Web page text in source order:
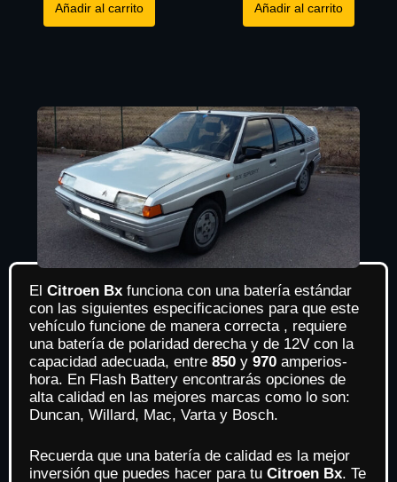
Añadir al carrito Añadir al carrito
El Citroen Bx funciona con una batería estándar
con las siguientes especificaciones para que este
vehículo funcione de manera correcta , requiere
una batería de polaridad derecha y de 12V con la
capacidad adecuada, entre 850 y 970 amperios-
hora. En Flash Battery encontrarás opciones de
alta calidad en las mejores marcas como lo son:
Duncan, Willard, Mac, Varta y Bosch.
Recuerda que una batería de calidad es la mejor
inversión que puedes hacer para tu Citroen Bx. Te